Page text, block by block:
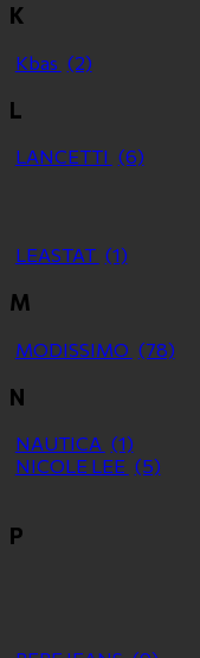
K
Kbas (2)
L
LANCETTI (6)
LEASTAT (1)
M
MODISSIMO (78)
N
NAUTICA (1)
NICOLE LEE (5)
P